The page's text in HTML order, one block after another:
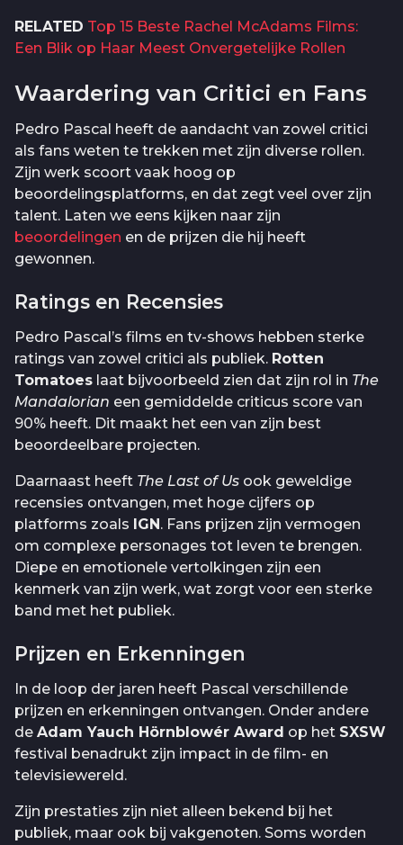
RELATED Top 15 Beste Rachel McAdams Films:
Een Blik op Haar Meest Onvergetelijke Rollen
Waardering van Critici en Fans
Pedro Pascal heeft de aandacht van zowel critici
als fans weten te trekken met zijn diverse rollen.
Zijn werk scoort vaak hoog op
beoordelingsplatforms, en dat zegt veel over zijn
talent. Laten we eens kijken naar zijn
beoordelingen en de prijzen die hij heeft
gewonnen.
Ratings en Recensies
Pedro Pascal’s films en tv-shows hebben sterke
ratings van zowel critici als publiek. Rotten
Tomatoes laat bijvoorbeeld zien dat zijn rol in The
Mandalorian een gemiddelde criticus score van
90% heeft. Dit maakt het een van zijn best
beoordeelbare projecten.
Daarnaast heeft The Last of Us ook geweldige
recensies ontvangen, met hoge cijfers op
platforms zoals IGN . Fans prijzen zijn vermogen
om complexe personages tot leven te brengen.
Diepe en emotionele vertolkingen zijn een
kenmerk van zijn werk, wat zorgt voor een sterke
band met het publiek.
Prijzen en Erkenningen
In de loop der jaren heeft Pascal verschillende
prijzen en erkenningen ontvangen. Onder andere
de Adam Yauch Hörnblowér Award op het SXSW
festival benadrukt zijn impact in de film- en
televisiewereld.
Zijn prestaties zijn niet alleen bekend bij het
publiek, maar ook bij vakgenoten. Soms worden